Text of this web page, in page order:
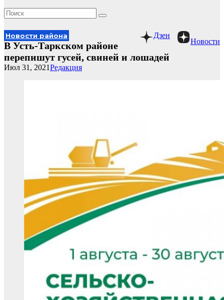
Новости
Дзен
Новости района
В Усть-Таркском районе
перепишут гусей, свиней и лошадей
Редакция
Июл 31, 2021